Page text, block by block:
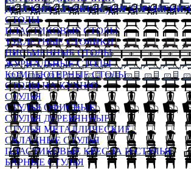
ДЕТСКИЙ СТУЛЬЧИК ДЛЯ КОРМЛЕНИЯ
СТОЛЫ
ПЛАСТИКОВЫЕ СТОЛЫ
ТУАЛЕТНЫЕ СТОЛИКИ
ПИСЬМЕННЫЕ СТОЛЫ
ЖУРНАЛЬНЫЕ СТОЛЫ
КОМПЬЮТЕРНЫЕ СТОЛЫ
СТОЛЫ НА КУХНЮ
СТУЛЬЯ
СТУЛЬЯ ОФИСНЫЕ
СТУЛЬЯ ДЕРЕВЯННЫЕ
СТУЛЬЯ МЕТАЛЛИЧЕСКИЕ
СКЛАДНЫЕ СТУЛЬЯ
ПЛАСТИКОВЫЕ КРЕСЛА И СТУЛЬЯ
БАРНЫЕ СТУЛЬЯ